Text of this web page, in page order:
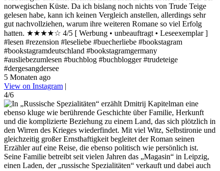
norwegischen Küste. Da ich bislang noch nichts von Trude Teige
gelesen habe, kann ich keinen Vergleich anstellen, allerdings sehr
gut nachvollziehen, warum ihre weiteren Romane so viel Erfolg
hatten. ★★★★☆ 4/5 [ Werbung • unbeauftragt • Leseexemplar ]
#lesen #rezension #leseliebe #buecherliebe #bookstagram
#bookstagramdeutschland #bookstagramgermany
#ausliebezumlesen #buchblog #buchblogger #trudeteige
#dergesangdersee
5 Monaten ago
View on Instagram |
4/6